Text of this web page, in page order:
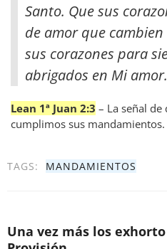
Santo. Que sus
de amor que
sus corazones para
abrigados en Mi
Lean 1ª Juan 2:3 – La señal
cumplimos sus mandamientos.
TAGS: MANDAMIENTOS
Una vez más los